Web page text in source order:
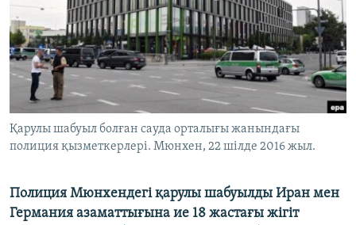
ЖАЗЫЛЫҢЫЗ
Басқа тілдерде
Қарулы шабуыл болған сауда орталығы жанындағы
полиция қызметкерлері. Мюнхен, 22 шілде 2016 жыл.
Полиция Мюнхендегі қарулы шабуылды Иран мен
Германия азаматтығына ие 18 жастағы жігіт